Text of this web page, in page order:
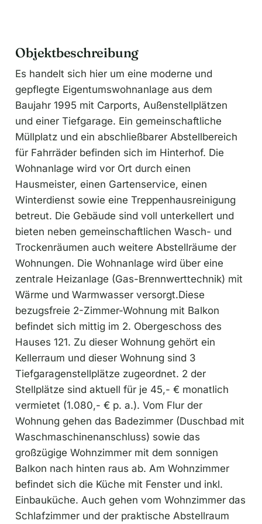
Objektbeschreibung
Es handelt sich hier um eine moderne und
gepflegte Eigentumswohnanlage aus dem
Baujahr 1995 mit Carports, Außenstellplätzen
und einer Tiefgarage. Ein gemeinschaftliche
Müllplatz und ein abschließbarer Abstellbereich
für Fahrräder befinden sich im Hinterhof. Die
Wohnanlage wird vor Ort durch einen
Hausmeister, einen Gartenservice, einen
Winterdienst sowie eine Treppenhausreinigung
betreut. Die Gebäude sind voll unterkellert und
bieten neben gemeinschaftlichen Wasch- und
Trockenräumen auch weitere Abstellräume der
Wohnungen. Die Wohnanlage wird über eine
zentrale Heizanlage (Gas-Brennwerttechnik) mit
Wärme und Warmwasser versorgt.Diese
bezugsfreie 2-Zimmer-Wohnung mit Balkon
befindet sich mittig im 2. Obergeschoss des
Hauses 121. Zu dieser Wohnung gehört ein
Kellerraum und dieser Wohnung sind 3
Tiefgaragenstellplätze zugeordnet. 2 der
Stellplätze sind aktuell für je 45,- € monatlich
vermietet (1.080,- € p. a.). Vom Flur der
Wohnung gehen das Badezimmer (Duschbad mit
Waschmaschinenanschluss) sowie das
großzügige Wohnzimmer mit dem sonnigen
Balkon nach hinten raus ab. Am Wohnzimmer
befindet sich die Küche mit Fenster und inkl.
Einbauküche. Auch gehen vom Wohnzimmer das
Schlafzimmer und der praktische Abstellraum